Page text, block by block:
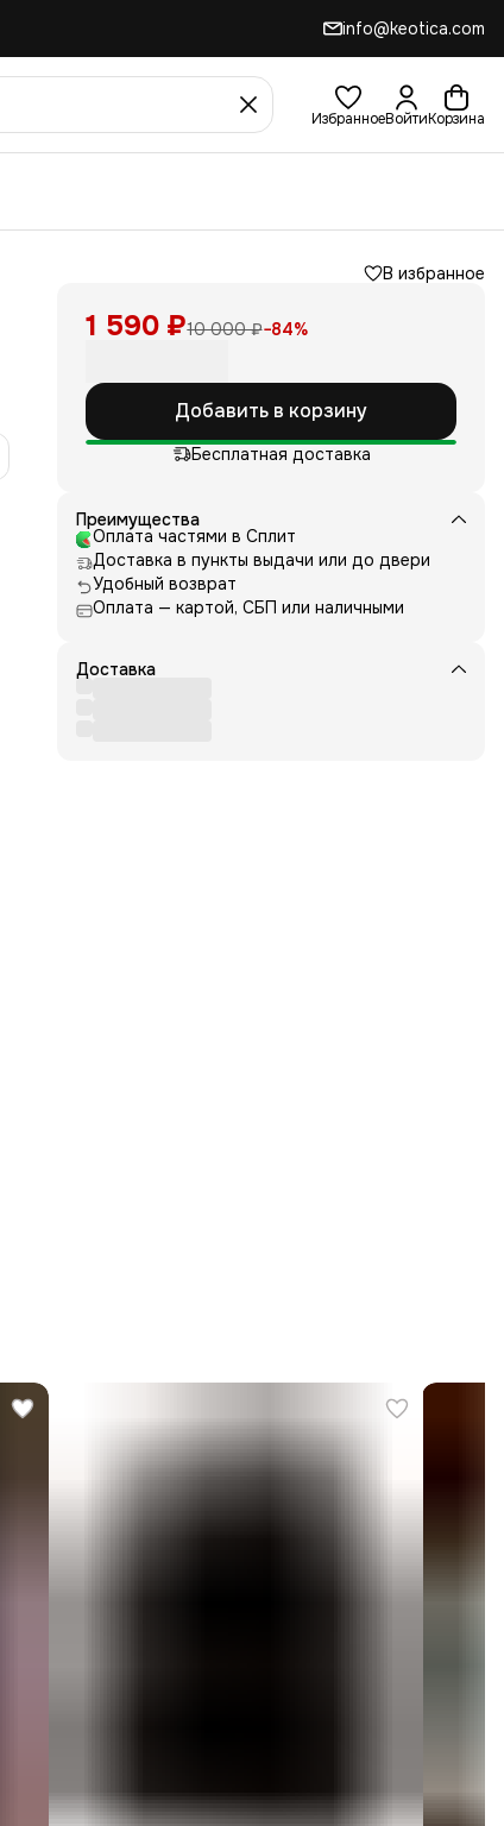
info@keotica.com
ИзбранноеВойтиКорзина
В избранное
1 590 ₽10 000 ₽−84%
Добавить в корзину
Бесплатная доставка
Преимущества
Оплата частями в Сплит
Доставка в пункты выдачи или до двери
Удобный возврат
Оплата — картой, СБП или наличными
Доставка